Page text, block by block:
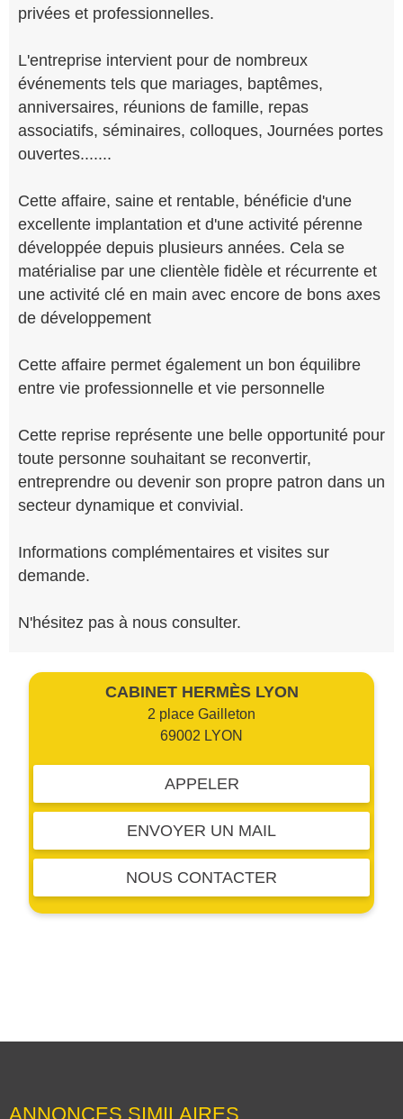
privées et professionnelles.
L'entreprise intervient pour de nombreux
événements tels que mariages, baptêmes,
anniversaires, réunions de famille, repas
associatifs, séminaires, colloques, Journées portes
ouvertes.......
Cette affaire, saine et rentable, bénéficie d'une
excellente implantation et d'une activité pérenne
développée depuis plusieurs années. Cela se
matérialise par une clientèle fidèle et récurrente et
une activité clé en main avec encore de bons axes
de développement
Cette affaire permet également un bon équilibre
entre vie professionnelle et vie personnelle
Cette reprise représente une belle opportunité pour
toute personne souhaitant se reconvertir,
entreprendre ou devenir son propre patron dans un
secteur dynamique et convivial.
Informations complémentaires et visites sur
demande.
N'hésitez pas à nous consulter.
CABINET HERMÈS LYON
2 place Gailleton
69002 LYON
APPELER
ENVOYER UN MAIL
NOUS CONTACTER
ANNONCES SIMILAIRES